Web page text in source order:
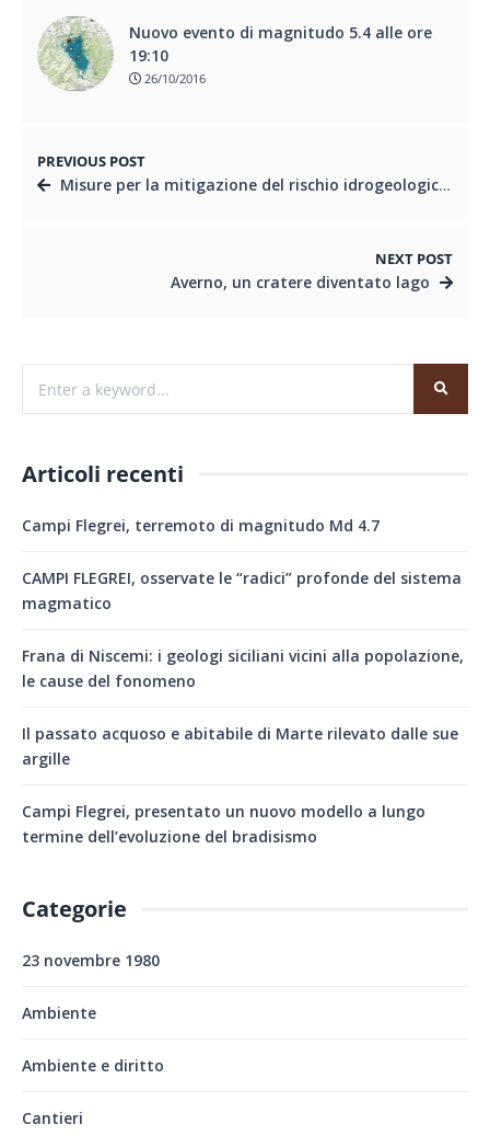
Nuovo evento di magnitudo 5.4 alle ore
19:10
26/10/2016
PREVIOUS POST
Misure per la mitigazione del rischio idrogeologico, il seminario di Roma
NEXT POST
Averno, un cratere diventato lago
Articoli recenti
Campi Flegrei, terremoto di magnitudo Md 4.7
CAMPI FLEGREI, osservate le “radici” profonde del sistema
magmatico
Frana di Niscemi: i geologi siciliani vicini alla popolazione,
le cause del fonomeno
Il passato acquoso e abitabile di Marte rilevato dalle sue
argille
Campi Flegrei, presentato un nuovo modello a lungo
termine dell’evoluzione del bradisismo
Categorie
23 novembre 1980
Ambiente
Ambiente e diritto
Cantieri